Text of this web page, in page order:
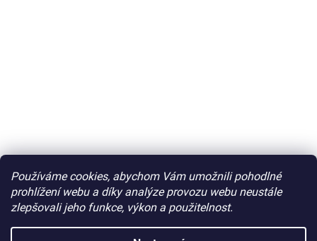
Používáme cookies, abychom Vám umožnili pohodlné
prohlížení webu a díky analýze provozu webu neustále
zlepšovali jeho funkce, výkon a použitelnost.